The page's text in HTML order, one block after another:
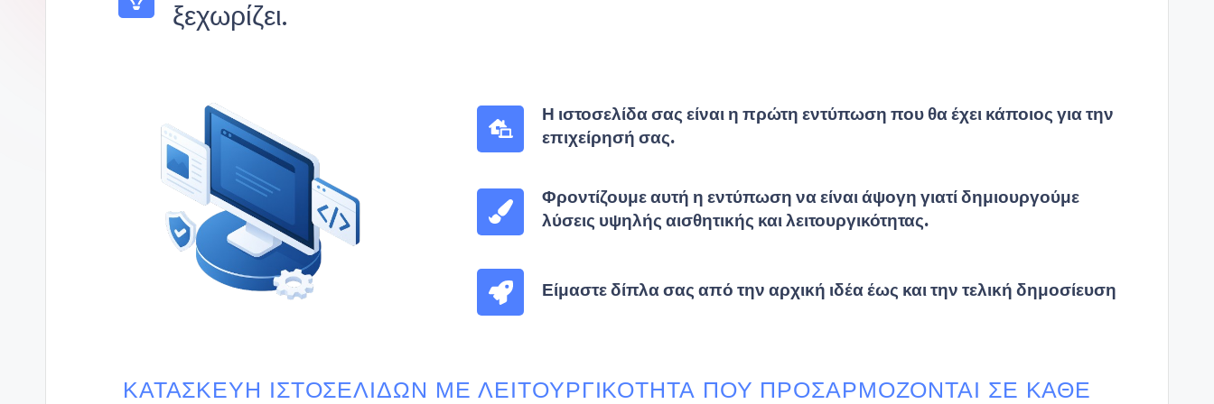
ξεχωρίζει.
Η ιστοσελίδα σας είναι η πρώτη εντύπωση που θα έχει κάποιος για την
επιχείρησή σας.
Φροντίζουμε αυτή η εντύπωση να είναι άψογη γιατί δημιουργούμε
λύσεις υψηλής αισθητικής και λειτουργικότητας.
Είμαστε δίπλα σας από την αρχική ιδέα έως και την τελική δημοσίευση
ΚΑΤΑΣΚΕΥΉ ΙΣΤΟΣΕΛΊΔΩΝ ΜΕ ΛΕΙΤΟΥΡΓΙΚΌΤΗΤΑ ΠΟΥ ΠΡΟΣΑΡΜΌΖΟΝΤΑΙ ΣΕ ΚΆΘΕ